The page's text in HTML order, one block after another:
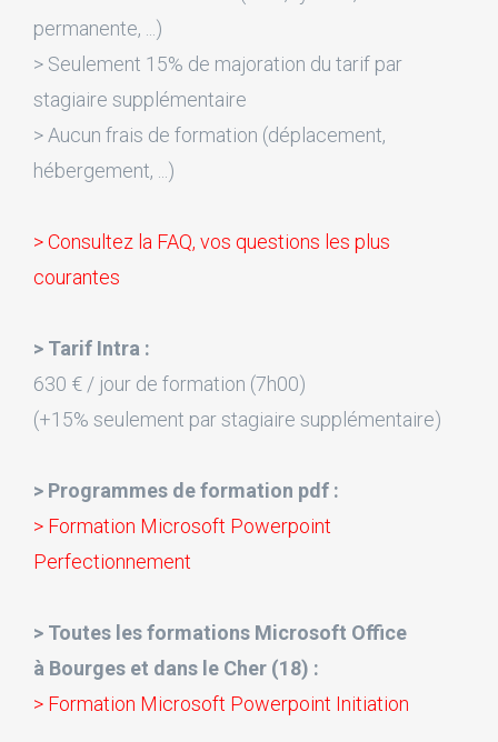
permanente, ...)
> Seulement 15% de majoration du tarif par
stagiaire supplémentaire
> Aucun frais de formation (déplacement,
hébergement, ...)
> Consultez la FAQ, vos questions les plus
courantes
> Tarif Intra :
630 € / jour de formation (7h00)
(+15% seulement par stagiaire supplémentaire)
> Programmes de formation pdf :
> Formation Microsoft Powerpoint
Perfectionnement
> Toutes les formations Microsoft Office
à Bourges et dans le Cher (18) :
> Formation Microsoft Powerpoint Initiation